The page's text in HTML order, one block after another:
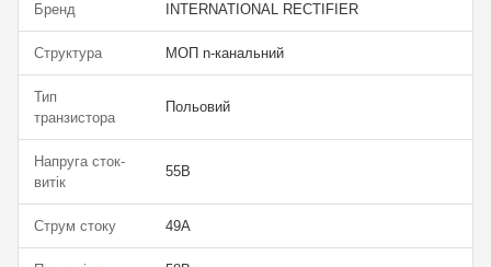
Бренд INTERNATIONAL RECTIFIER
Структура МОП n-канальний
Тип
транзистора
Польовий
Напруга сток-
витік
55В
Струм стоку 49А